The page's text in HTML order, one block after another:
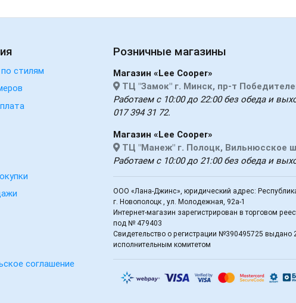
стилям
соглашение
Розничные магазины
Магазин «Lee Cooper»
ТЦ "Замок" г. Минск, пр-т
Работаем с 10:00 до 22:00 без обеда и
017 394 31 72.
Магазин «Lee Cooper»
ТЦ "Манеж" г. Полоцк, Вильнюсское
Работаем с 10:00 до 21:00 без обеда и
ООО «Лана-Джинс», юридический адрес:
г. Новополоцк , ул. Молодежная, 92а-1
Интернет-магазин зарегистрирован в торговом
под № 479403
Свидетельство о регистрации №390495725
исполнительным комитетом